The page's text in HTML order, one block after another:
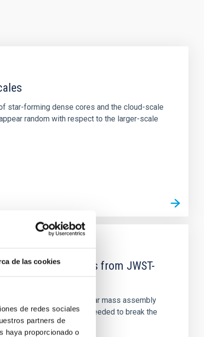
de las cookies
de redes sociales
partners de
haya proporcionado o
star-forming dense cores and the cloud-scale
random with respect to the larger-scale
gradients from JWST-
quenching and stellar mass assembly
spectroscopy is needed to break the